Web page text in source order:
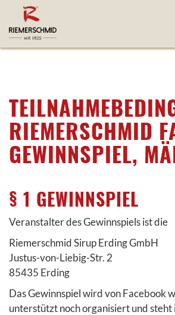
RIEMERSCHMID
GEWINNSPIEL,
§ 1 GEWINNSPIEL
Veranstalter des Gewinnspiels ist die
Riemerschmid Sirup Erding GmbH
Justus-von-Liebig-Str. 2
85435 Erding
Das Gewinnspiel wird von Facebook
unterstützt noch organisiert und steht